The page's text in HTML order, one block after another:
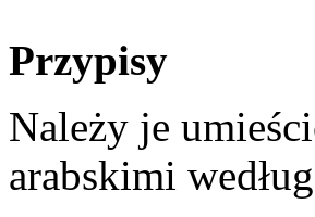
Przypisy
Należy je
arabskimi